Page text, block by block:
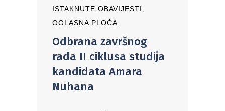
ISTAKNUTE OBAVIJESTI ,
OGLASNA PLOČA
Odbrana završnog
rada II ciklusa studija
kandidata Amara
Nuhana